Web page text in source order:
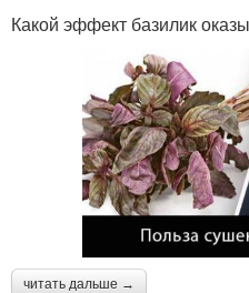
Какой эффект базилик
читать дальше →